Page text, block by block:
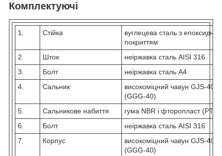
Комплектуючі
1. Стійка
вуглецева сталь з
покриттям
2.
Шток
неіржавка сталь AISI 316
3.
Болт
неіржавка сталь А4
4.
Сальник
високоміцний чавун GJS-
(GGG-40)
5.
Сальникове набиття
гума NBR і фторопласт
6.
Болт
неіржавка сталь AISI 316
7.
Корпус
високоміцний чавун GJS-
(GGG-40)